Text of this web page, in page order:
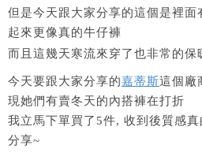
但是今天跟大家分享的這個是裡
起來更像真的牛仔褲
而且這幾天寒流來穿了也非常的保
今天要跟大家分享的嘉蒂斯這個廠
現她們有賣冬天的內搭褲在打折
我立馬下單買了5件, 收到後質感
分享~